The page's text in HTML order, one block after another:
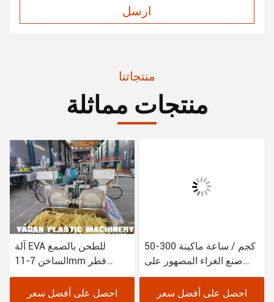
ارسل
منتجاتنا
منتجات مماثلة
آلة EVA للطحن بالصمغ
الساخن 7-11mm قطر
لتطبيقات التغليف وتجميع
المنتجات
احصل على أفضل سعر
50-300 كجم / ساعة ماكينة
صنع الغراء المصهور على
الساخن استهلاك منخفض
للطاقة 60-160 كيلو وات
احصل على أفضل سعر